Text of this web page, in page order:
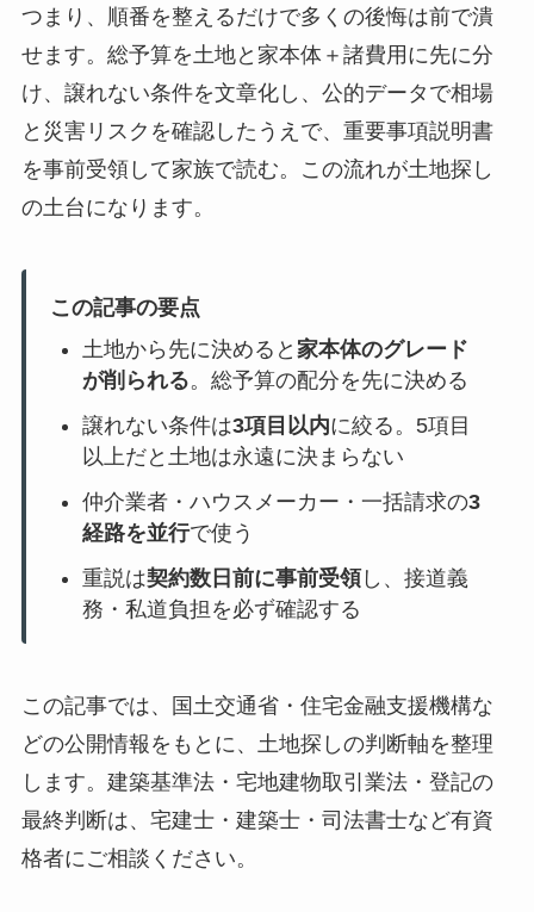
つまり、順番を整えるだけで多くの後悔は前で潰
せます。総予算を土地と家本体＋諸費用に先に分
け、譲れない条件を文章化し、公的データで相場
と災害リスクを確認したうえで、重要事項説明書
を事前受領して家族で読む。この流れが土地探し
の土台になります。
この記事の要点
土地から先に決めると 家本体のグレード
が削られる。総予算の配分を先に決める
譲れない条件は3項目以内に絞る。5項目
以上だと土地は永遠に決まらない
仲介業者・ハウスメーカー・一括請求の3
経路を並行で使う
重説は契約数日前に事前受領し、接道義
務・私道負担を必ず確認する
この記事では、国土交通省・住宅金融支援機構な
どの公開情報をもとに、土地探しの判断軸を整理
します。建築基準法・宅地建物取引業法・登記の
最終判断は、宅建士・建築士・司法書士など有資
格者にご相談ください。